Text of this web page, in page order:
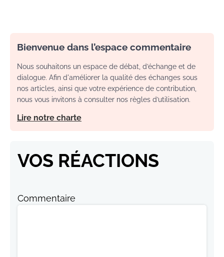
Bienvenue dans l’espace commentaire
Nous souhaitons un espace de débat, d’échange et de
dialogue. Afin d'améliorer la qualité des échanges sous
nos articles, ainsi que votre expérience de contribution,
nous vous invitons à consulter nos règles d’utilisation.
Lire notre charte
VOS RÉACTIONS
Commentaire